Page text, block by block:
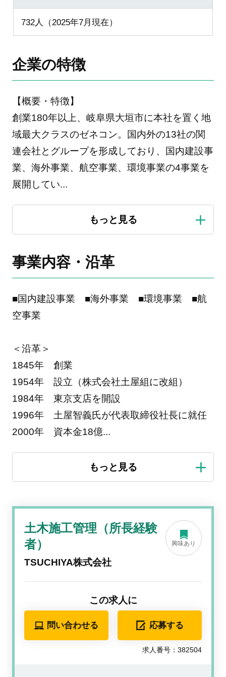
732人（2025年7月現在）
企業の特徴
【概要・特徴】
創業180年以上、岐阜県大垣市に本社を置く地
域最大クラスのゼネコン。国内外の13社の関
連会社とグループを形成しており、国内建設事
業、海外事業、航空事業、環境事業の4事業を
展開してい...
事業内容・沿革
■国内建設事業 ■海外事業 ■環境事業 ■航
空事業
＜沿革＞
1845年 創業
1954年 設立（株式会社土屋組に改組）
1984年 東京支店を開設
1996年 土屋智義氏が代表取締役社長に就任
2000年 資本金18億...
土木施工管理（所長経験
者）
TSUCHIYA株式会社
興味あり
この求人に
問い合わせる 応募する
求人番号：382504